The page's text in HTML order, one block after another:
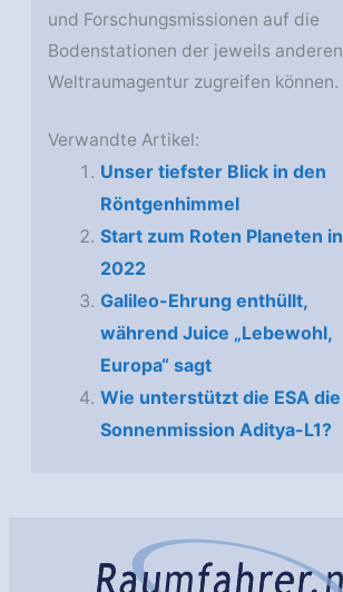
und Forschungsmissionen auf die
Bodenstationen der jeweils anderen
Weltraumagentur zugreifen können.
Verwandte Artikel:
Unser tiefster Blick in den
Röntgenhimmel
Start zum Roten Planeten in
2022
Galileo-Ehrung enthüllt,
während Juice „Lebewohl,
Europa“ sagt
Wie unterstützt die ESA die
Sonnenmission Aditya-L1?